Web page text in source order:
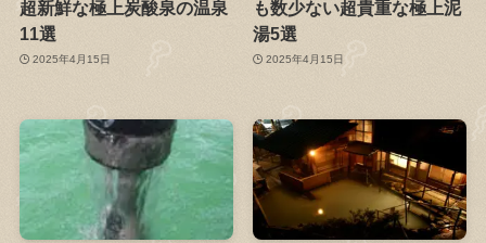
超新鮮な極上炭酸泉の温泉
11選
2025年4月15日
も数少ない超貴重な極上泥
湯5選
2025年4月15日